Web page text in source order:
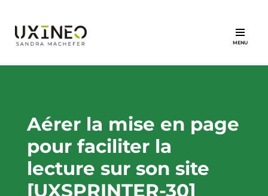
Aller
au
Aérer la mise en page
pour faciliter la
lecture sur son site
[UXSPRINTER-30]